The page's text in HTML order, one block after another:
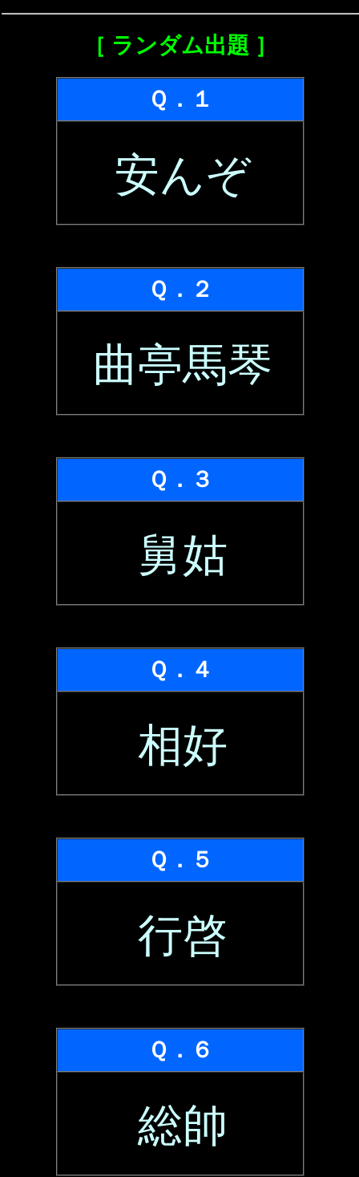
［ ランダム出題 ］
Ｑ．１
安んぞ
Ｑ．２
曲亭馬琴
Ｑ．３
舅姑
Ｑ．４
相好
Ｑ．５
行啓
Ｑ．６
総帥